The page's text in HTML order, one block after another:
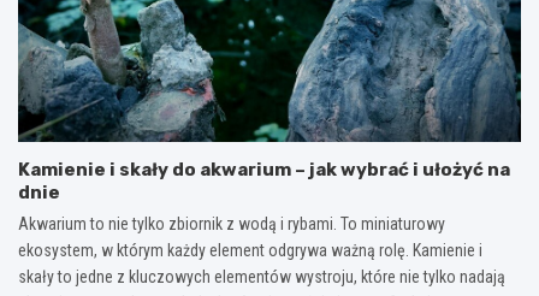
Kamienie i skały do akwarium – jak wybrać i ułożyć na
dnie
Akwarium to nie tylko zbiornik z wodą i rybami. To miniaturowy
ekosystem, w którym każdy element odgrywa ważną rolę. Kamienie i
skały to jedne z kluczowych elementów wystroju, które nie tylko nadają